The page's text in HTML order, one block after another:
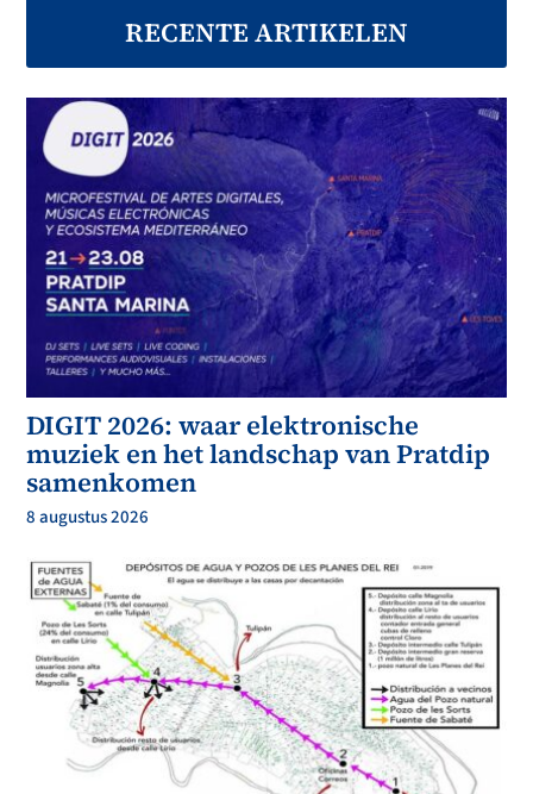
RECENTE ARTIKELEN
DIGIT 2026: waar elektronische
muziek en het landschap van Pratdip
samenkomen
8 augustus 2026